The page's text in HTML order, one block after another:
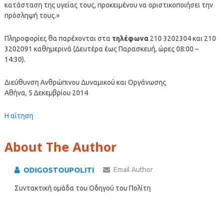
κατάσταση της υγείας τους, προκειμένου να οριστικοποιήσει την
πρόσληψή τους.»
Πληροφορίες θα παρέχονται στα τηλέφωνα210 3202304 και 210
3202091 καθημερινά (Δευτέρα έως Παρασκευή, ώρες 08:00 –
14:30).
Διεύθυνση Ανθρώπινου Δυναμικού και Οργάνωσης
Αθήνα, 5 Δεκεμβρίου 2014
Η αίτηση
About The Author
ODIGOSTOUPOLITI Email Author
Συντακτική ομάδα του Οδηγού του Πολίτη